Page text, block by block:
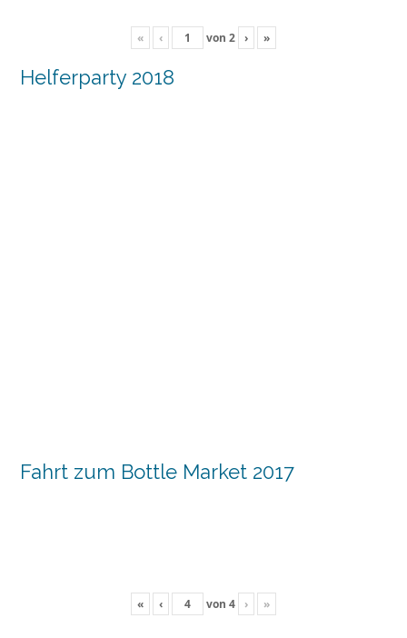
« ‹ von 2 › »
Helferparty 2018
Fahrt zum Bottle Market 2017
« ‹ von 4 › »